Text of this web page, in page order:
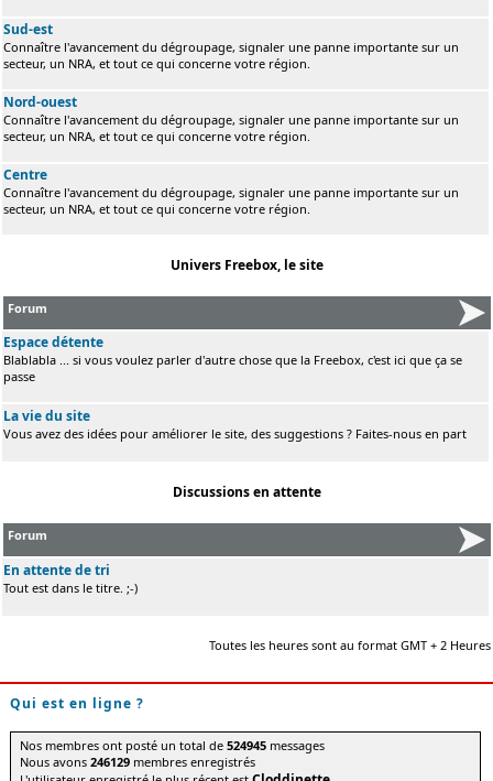
Sud-est
Connaître l'avancement du dégroupage, signaler une panne importante sur un
secteur, un NRA, et tout ce qui concerne votre région.
Nord-ouest
Connaître l'avancement du dégroupage, signaler une panne importante sur un
secteur, un NRA, et tout ce qui concerne votre région.
Centre
Connaître l'avancement du dégroupage, signaler une panne importante sur un
secteur, un NRA, et tout ce qui concerne votre région.
Univers Freebox, le site
Forum
Espace détente
Blablabla ... si vous voulez parler d'autre chose que la Freebox, c'est ici que ça se
passe
La vie du site
Vous avez des idées pour améliorer le site, des suggestions ? Faites-nous en part
Discussions en attente
Forum
En attente de tri
Tout est dans le titre. ;-)
Toutes les heures sont au format GMT + 2 Heures
Qui est en ligne ?
Nos membres ont posté un total de524945 messages
Nous avons246129 membres enregistrés